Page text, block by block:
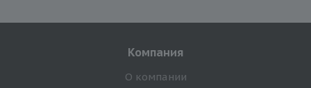
Компания
О компании